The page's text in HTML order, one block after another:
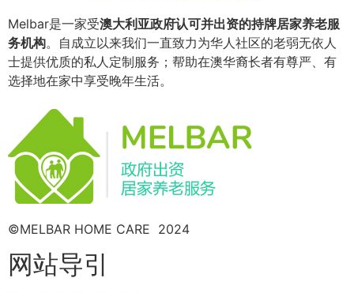
Melbar是一家受澳大利亚政府认可并出资的持牌居家养老服
务机构。自成立以来我们一直致力为华人社区的老弱无依人
士提供优质的私人定制服务；帮助在澳华裔长者有尊严、有
选择地在家中享受晚年生活。
©MELBAR HOME CARE 2024
网站导引